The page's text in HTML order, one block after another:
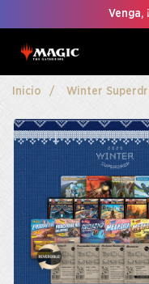
Venga,
Inicio Winter